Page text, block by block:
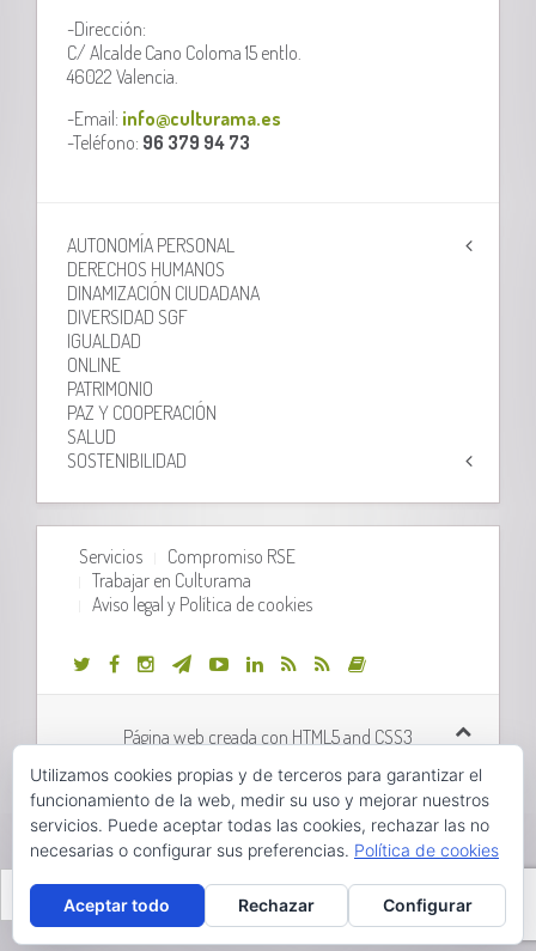
-Dirección:
C/ Alcalde Cano Coloma 15 entlo.
46022 Valencia.
-Email: info@culturama.es
-Teléfono: 96 379 94 73
AUTONOMÍA PERSONAL
DERECHOS HUMANOS
DINAMIZACIÓN CIUDADANA
DIVERSIDAD SGF
IGUALDAD
ONLINE
PATRIMONIO
PAZ Y COOPERACIÓN
SALUD
SOSTENIBILIDAD
Servicios
Compromiso RSE
Trabajar en Culturama
Aviso legal y Política de cookies
Página web creada con HTML5 and CSS3
Desarrollo web realizado porOrix Systems
Valencià Castellano
Utilizamos cookies propias y de terceros para garantizar el
funcionamiento de la web, medir su uso y mejorar nuestros
servicios. Puede aceptar todas las cookies, rechazar las no
necesarias o configurar sus preferencias. Política de cookies
Aceptar todo Rechazar Configurar